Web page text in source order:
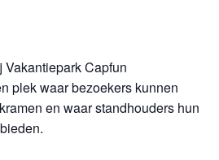
Capfun
plek waar bezoekers kunnen
en waar standhouders hun